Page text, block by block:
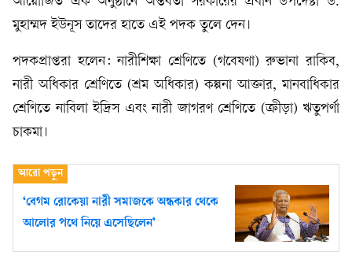
মুহাম্মদ ইউনূস তাদের হাতে এই পদক তুলে দেন।
পদকপ্রাপ্তরা হলেন: নারীশিক্ষা শ্রেণিতে (গবেষণা) রুভানা রাকিব,
নারী অধিকার শ্রেণিতে (শ্রম অধিকার) কল্পনা আক্তার, মানবাধিকার
শ্রেণিতে নাবিলা ইদ্রিস এবং নারী জাগরণ শ্রেণিতে (ক্রীড়া) ঋতুপর্ণা
চাকমা।
‘বেগম রোকেয়া নারী সমাজকে অন্ধকার থেকে
আলোর পথে নিয়ে এসেছিলেন’